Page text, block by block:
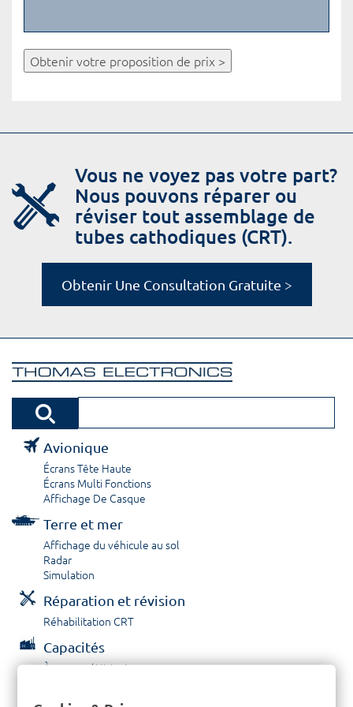
Obtenir votre proposition de prix >
Vous ne voyez pas votre part?
Nous pouvons réparer ou
réviser tout assemblage de
tubes cathodiques (CRT).
Obtenir Une Consultation Gratuite >
Avionique
Écrans Tête Haute
Écrans Multi Fonctions
Affichage De Casque
Terre et mer
Affichage du véhicule au sol
Radar
Simulation
Réparation et révision
Réhabilitation CRT
Capacités
À propos / Historique